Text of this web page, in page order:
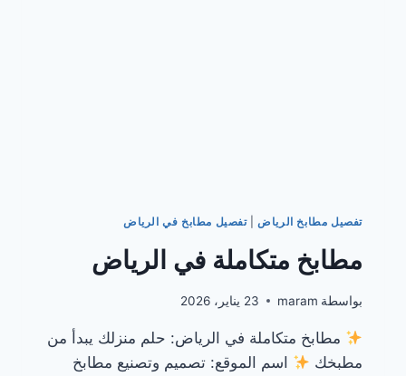
تفصيل مطابخ الرياض|تفصيل مطابخ في الرياض
مطابخ متكاملة في الرياض
بواسطة maram 23 يناير، 2026
مطابخ متكاملة في الرياض: حلم منزلك يبدأ من
مطبخك
اسم الموقع: تصميم وتصنيع مطابخ